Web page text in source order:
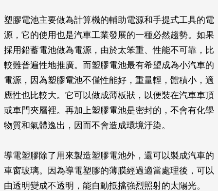
塑膠電池主要做為計算機的輔助電源和手提式工具的電
源，它的使用也是汽車工業發展的一種必然趨勢。如果
採用鉛蓄電池做為電源，由於太笨重、性能不可靠，比
較難普遍性地推廣。而塑膠電池最有希望成為小汽車的
電源，因為塑膠電池不僅性能好，重量輕，體積小，適
應性也比較大。它可以做成薄板狀，以便裝在汽車車頂
或車門夾層裡。再加上塑膠電池是密封的，不會有化學
物質和氣體逸出，因而不會造成環境汙染。
導電塑膠除了用來製造塑膠電池外，還可以製成汽車的
車窗玻璃。因為導電塑膠的薄膜經過適當處理後，可以
由透明變成不透明，能自動抵擋強烈照射的太陽光。